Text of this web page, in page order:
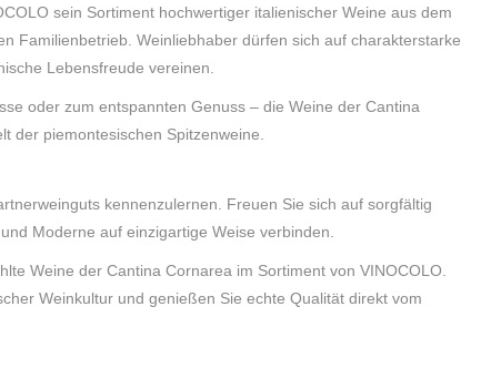
sein Sortiment hochwertiger italienischer Weine aus dem
Familienbetrieb. Weinliebhaber dürfen sich auf charakterstarke
Lebensfreude vereinen.
oder zum entspannten Genuss – die Weine der Cantina
der piemontesischen Spitzenweine.
kennenzulernen. Freuen Sie sich auf sorgfältig
Moderne auf einzigartige Weise verbinden.
Weine der Cantina Cornarea im Sortiment von VINOCOLO.
Weinkultur und genießen Sie echte Qualität direkt vom